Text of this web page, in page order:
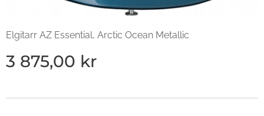
Elgitarr AZ Essential, Arctic Ocean Metallic
3 875,00 kr